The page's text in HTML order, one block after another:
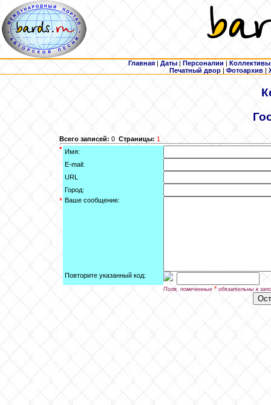
Главная | Даты | Персоналии | Коллективы
Печатный двор |Фотоархив |
Всего записей: 0 Страницы: 1
* Имя:
E-mail:
URL
Город:
* Ваше сообщение:
Повторите указанный код:
Поля, помеченные * обязательны к